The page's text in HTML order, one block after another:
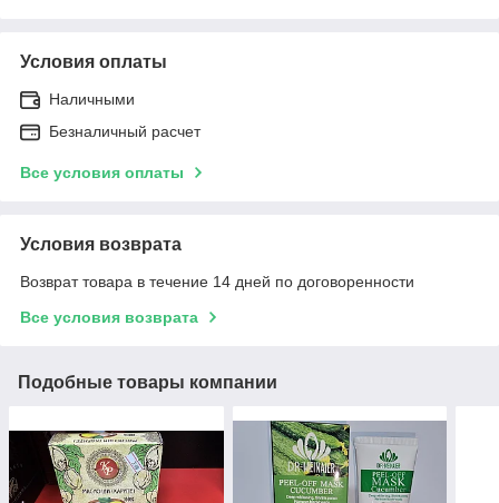
Условия оплаты
Наличными
Безналичный расчет
Все условия оплаты
Условия возврата
Возврат товара в течение 14 дней по договоренности
Все условия возврата
Подобные товары компании